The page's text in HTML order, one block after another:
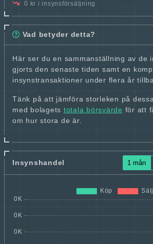
0 kr i insynsförsäljning
Vad betyder detta?
Här ser du en sammanställning av de
gjorts den senaste tiden samt en
insynstransaktioner under flera år
Tänk på att jämföra storleken på
med bolagets totala börsvärde för att
om hur stora de är.
Insynshandel 1 mån